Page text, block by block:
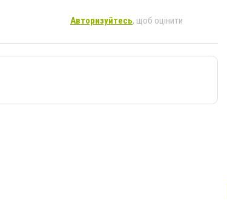
Авторизуйтесь, щоб оцінити